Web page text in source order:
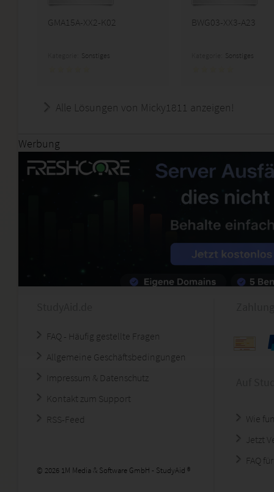
GMA15A-XX2-K02
Sonstiges
BWG03-XX3-A23
Sonstiges
Alle Lösungen von Micky1811 anzeigen!
Werbung
FAQ - Häufig gestellte Fragen
Allgemeine Geschäftsbedingungen
Impressum & Datenschutz
Kontakt zum Support
RSS-Feed
© 2026 1M Media & Software GmbH - StudyAid ®
Wie
Jetzt
FAQ